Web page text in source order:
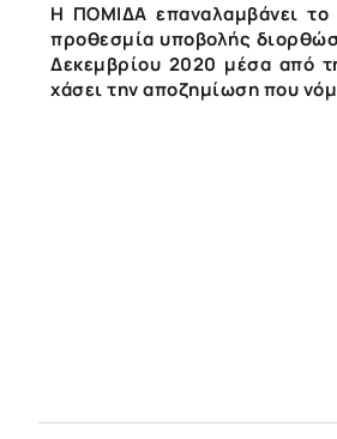
Η ΠΟΜΙΔΑ επαναλαμβάνει το
προθεσμία υποβολής
Δεκεμβρίου 2020 μέσα από
χάσει την αποζημίωση που